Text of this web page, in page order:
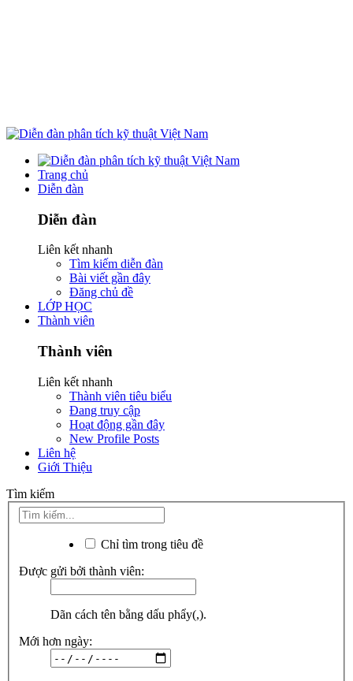
Trang chủ
Diễn đàn
Diễn đàn
Liên kết nhanh
Tìm kiếm diễn đàn
Bài viết gần đây
Đăng chủ đề
LỚP HỌC
Thành viên
Thành viên
Liên kết nhanh
Thành viên tiêu biểu
Đang truy cập
Hoạt động gần đây
New Profile Posts
Liên hệ
Giới Thiệu
Tìm kiếm
Chỉ tìm trong tiêu đề
Được gửi bởi thành viên:
Dãn cách tên bằng dấu phẩy(,).
Mới hơn ngày: